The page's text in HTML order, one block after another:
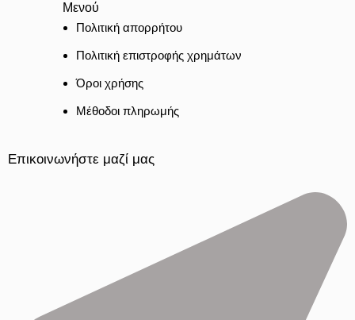
Μενού
Πολιτική απορρήτου
Πολιτική επιστροφής χρημάτων
Όροι χρήσης
Μέθοδοι πληρωμής
Επικοινωνήστε μαζί μας